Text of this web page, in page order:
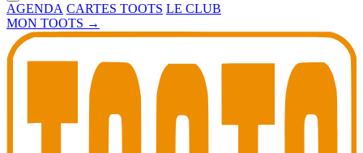
AGENDA CARTES TOOTS LE CLUB
MON TOOTS →
Toots Jazz Club